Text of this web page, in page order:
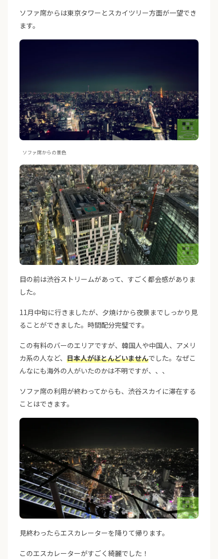
ソファ席からは東京タワーとスカイツリー方面が一望でき
ます。
ソファ席からの景色
目の前は渋谷ストリームがあって、すごく都会感がありま
した。
11月中旬に行きましたが、夕焼けから夜景までしっかり見
ることができました。時間配分完璧です。
この有料のバーのエリアですが、韓国人や中国人、アメリ
カ系の人など、 日本人がほとんどいませんでした。なぜこ
んなにも海外の人がいたのかは不明ですが、、、
ソファ席の利用が終わってからも、渋谷スカイに滞在する
ことはできます。
見終わったらエスカレーターを降りて帰ります。
このエスカレーターがすごく綺麗でした！